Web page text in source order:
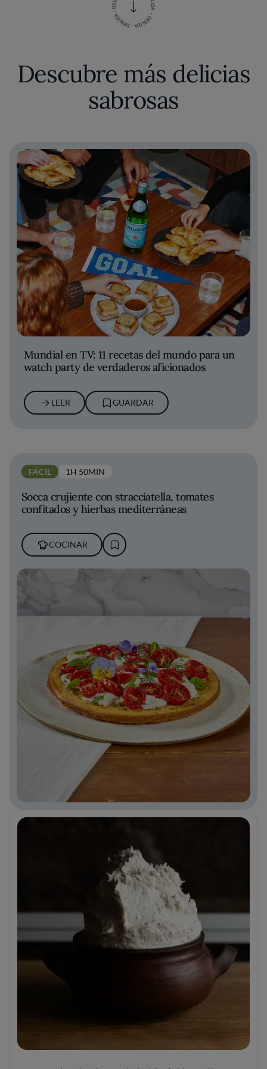
Descubre más delicias
sabrosas
Mundial en TV: 11 recetas del mundo para un
watch party de verdaderos aficionados
LEER GUARDAR
FÁCIL 1H 50MIN
Socca crujiente con stracciatella, tomates
confitados y hierbas mediterráneas
COCINAR